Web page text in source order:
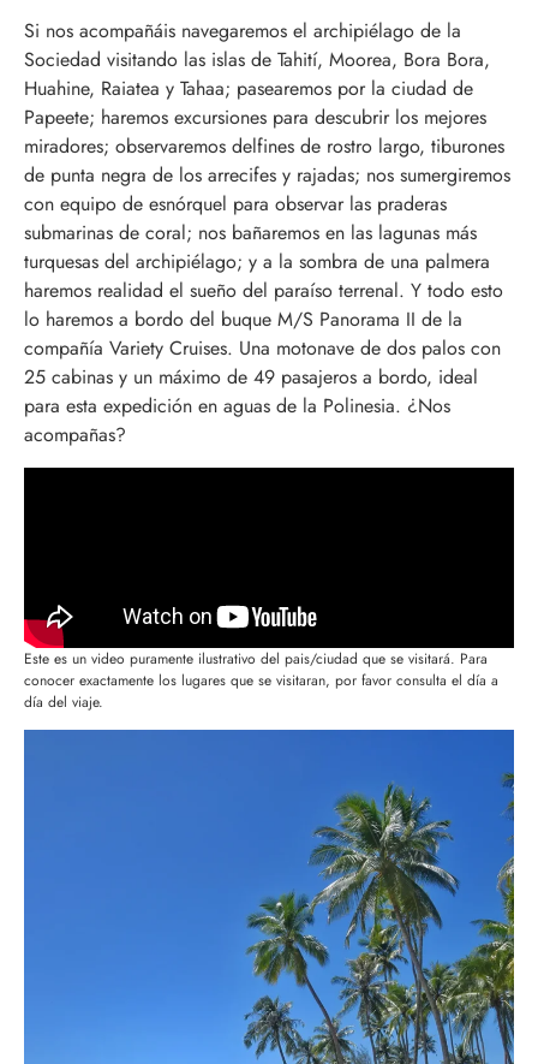
Si nos acompañáis navegaremos el archipiélago de la
Sociedad visitando las islas de Tahití, Moorea, Bora Bora,
Huahine, Raiatea y Tahaa; pasearemos por la ciudad de
Papeete; haremos excursiones para descubrir los mejores
miradores; observaremos delfines de rostro largo, tiburones
de punta negra de los arrecifes y rajadas; nos sumergiremos
con equipo de esnórquel para observar las praderas
submarinas de coral; nos bañaremos en las lagunas más
turquesas del archipiélago; y a la sombra de una palmera
haremos realidad el sueño del paraíso terrenal. Y todo esto
lo haremos a bordo del buque M/S Panorama II de la
compañía Variety Cruises. Una motonave de dos palos con
25 cabinas y un máximo de 49 pasajeros a bordo, ideal
para esta expedición en aguas de la Polinesia. ¿Nos
acompañas?
Este es un video puramente ilustrativo del pais/ciudad que se visitará. Para
conocer exactamente los lugares que se visitaran, por favor consulta el día a
día del viaje.